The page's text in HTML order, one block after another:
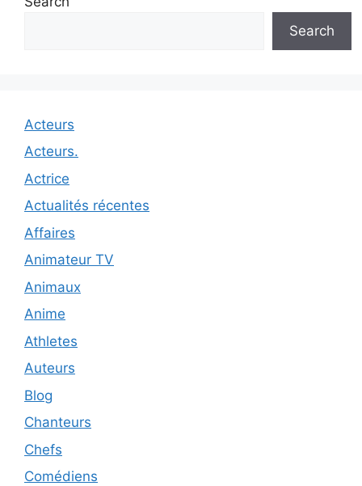
Search
Acteurs
Acteurs.
Actrice
Actualités récentes
Affaires
Animateur TV
Animaux
Anime
Athletes
Auteurs
Blog
Chanteurs
Chefs
Comédiens